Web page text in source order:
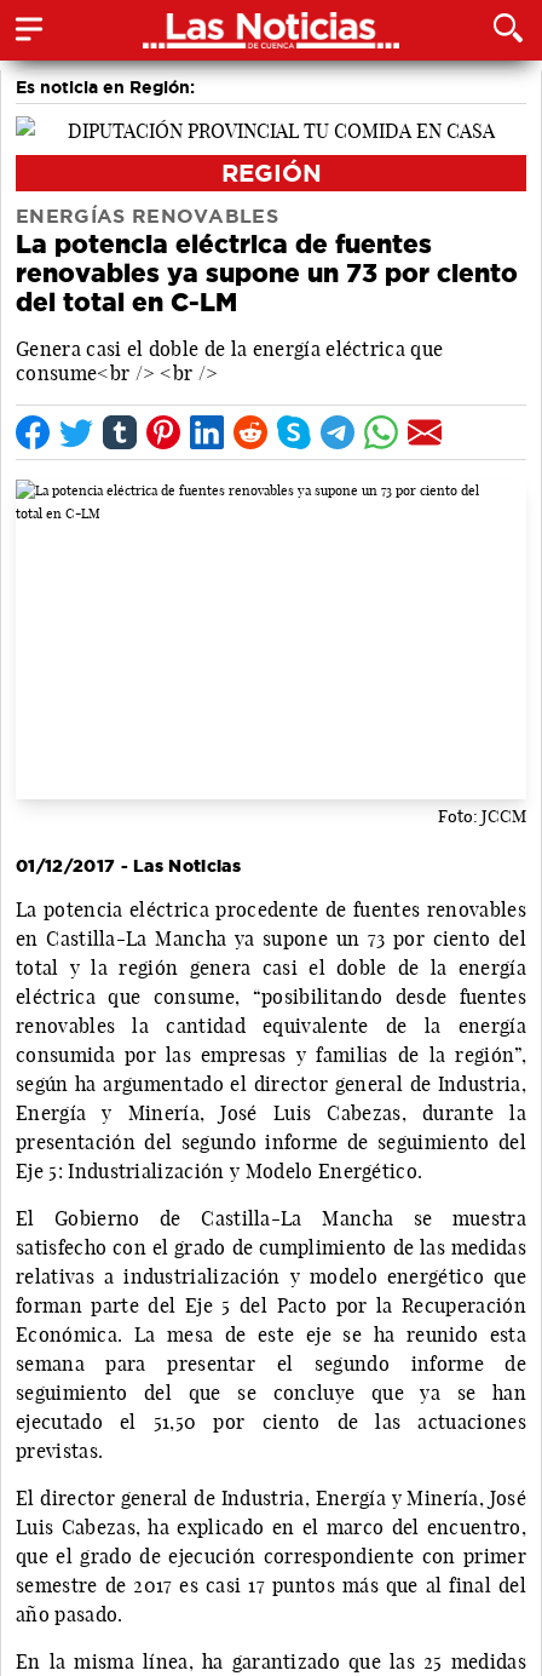
Es noticia en Región:
REGIÓN
ENERGÍAS RENOVABLES
La potencia eléctrica de fuentes
renovables ya supone un 73 por ciento
del total en C-LM
Genera casi el doble de la energía eléctrica que
consume<br /> <br />
Foto: JCCM
01/12/2017 - Las Noticias
La potencia eléctrica procedente de fuentes renovables
en Castilla-La Mancha ya supone un 73 por ciento del
total y la región genera casi el doble de la energía
eléctrica que consume, “posibilitando desde fuentes
renovables la cantidad equivalente de la energía
consumida por las empresas y familias de la región”,
según ha argumentado el director general de Industria,
Energía y Minería, José Luis Cabezas, durante la
presentación del segundo informe de seguimiento del
Eje 5: Industrialización y Modelo Energético.
El Gobierno de Castilla-La Mancha se muestra
satisfecho con el grado de cumplimiento de las medidas
relativas a industrialización y modelo energético que
forman parte del Eje 5 del Pacto por la Recuperación
Económica. La mesa de este eje se ha reunido esta
semana para presentar el segundo informe de
seguimiento del que se concluye que ya se han
ejecutado el 51,50 por ciento de las actuaciones
previstas.
El director general de Industria, Energía y Minería, José
Luis Cabezas, ha explicado en el marco del encuentro,
que el grado de ejecución correspondiente con primer
semestre de 2017 es casi 17 puntos más que al final del
año pasado.
En la misma línea, ha garantizado que las 25 medidas